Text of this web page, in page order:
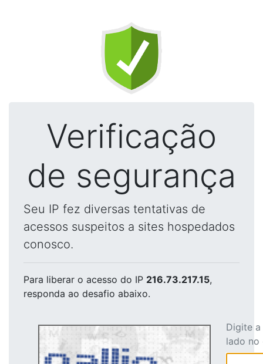
Verificação
de segurança
Seu IP fez diversas tentativas de
acessos suspeitos a sites hospedados
conosco.
Para liberar o acesso do IP 216.73.217.15,
responda ao desafio abaixo.
Digite
lado no